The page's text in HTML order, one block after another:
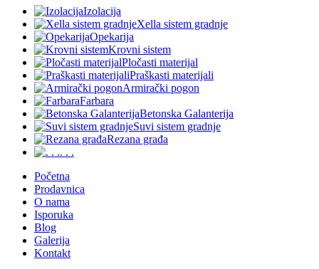
Izolacija
Xella sistem gradnje
Opekarija
Krovni sistem
Pločasti materijal
Praškasti materijali
Armirački pogon
Farbara
Betonska Galanterija
Suvi sistem gradnje
Rezana građa
. . .
Početna
Prodavnica
O nama
Isporuka
Blog
Galerija
Kontakt